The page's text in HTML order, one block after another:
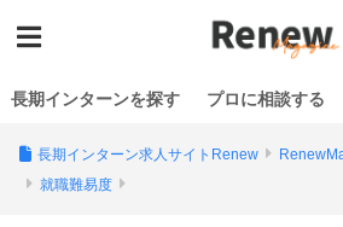
長期インターンを探す プロに相談する
長期インターン求人サイトRenew
就職難易度